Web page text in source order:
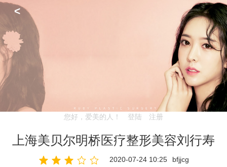
<
您好，爱美的人！ 登陆 注册
上海美贝尔明桥医疗整形美容刘行寿
2020-07-24 10:25 bfjjcg